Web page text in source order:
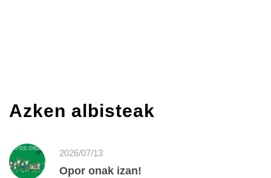
Azken albisteak
2026/07/13
Opor onak izan!